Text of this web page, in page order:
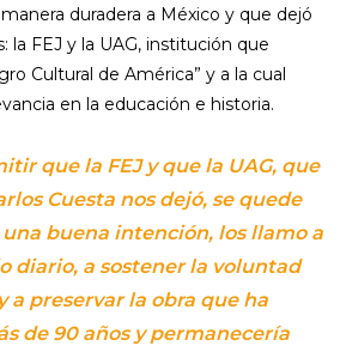
duradera a México y que dejó
la FEJ y la UAG, institución que
Cultural de América” y a la cual
en la educación e historia.
que la FEJ y que la UAG, que
Cuesta nos dejó, se quede
buena intención, los llamo a
diario, a sostener la voluntad
a preservar la obra que ha
de 90 años y permanecería